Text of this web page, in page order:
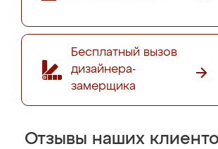
Бесплатный вызов
дизайнера-
замерщика
Отзывы наших